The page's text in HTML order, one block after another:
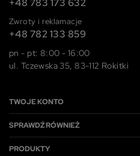
Zwroty i reklamacje
+48 782 133 859
pn - pt: 8:00 - 16:00
ul. Tczewska 35, 83-112 Rokitki
TWOJE KONTO
SPRAWDŹ RÓWNIEŻ
PRODUKTY